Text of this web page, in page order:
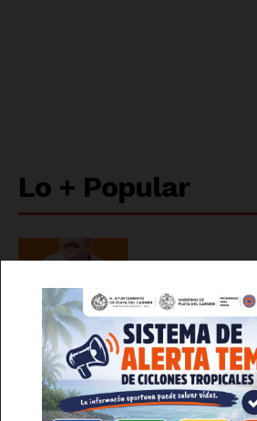
Luces
Del Siglo
Lo + Popular
Movimiento
Vuelve el Ariel a
Churubusco